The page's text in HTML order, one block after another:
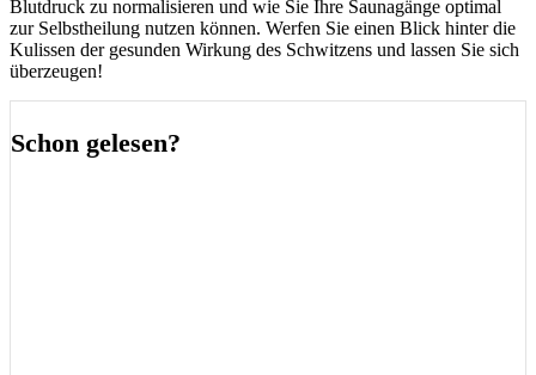
Blutdruck zu normalisieren und wie Sie Ihre Saunagänge optimal
zur Selbstheilung nutzen können. Werfen Sie einen Blick hinter die
Kulissen der gesunden Wirkung des Schwitzens und lassen Sie sich
überzeugen!
Schon gelesen?